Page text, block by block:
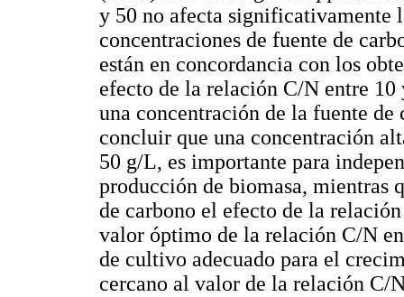
y 50 no afecta significativamente
concentraciones de fuente de
están en concordancia con los
efecto de la relación C/N entre
una concentración de la fuente
concluir que una concentración
50 g/L, es importante para
producción de biomasa, mientras
de carbono el efecto de la
valor óptimo de la relación C/N
de cultivo adecuado para el
cercano al valor de la relación C/